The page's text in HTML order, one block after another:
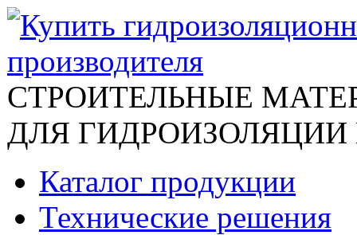
СТРОИТЕЛЬНЫЕ
ДЛЯ
Каталог продукции
Технические решения